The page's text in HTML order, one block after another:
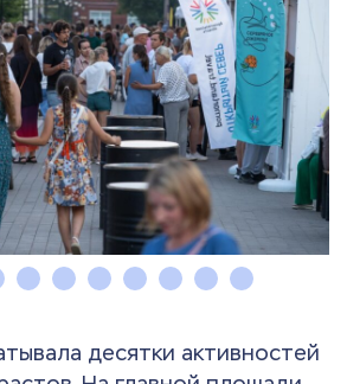
десятки активностей